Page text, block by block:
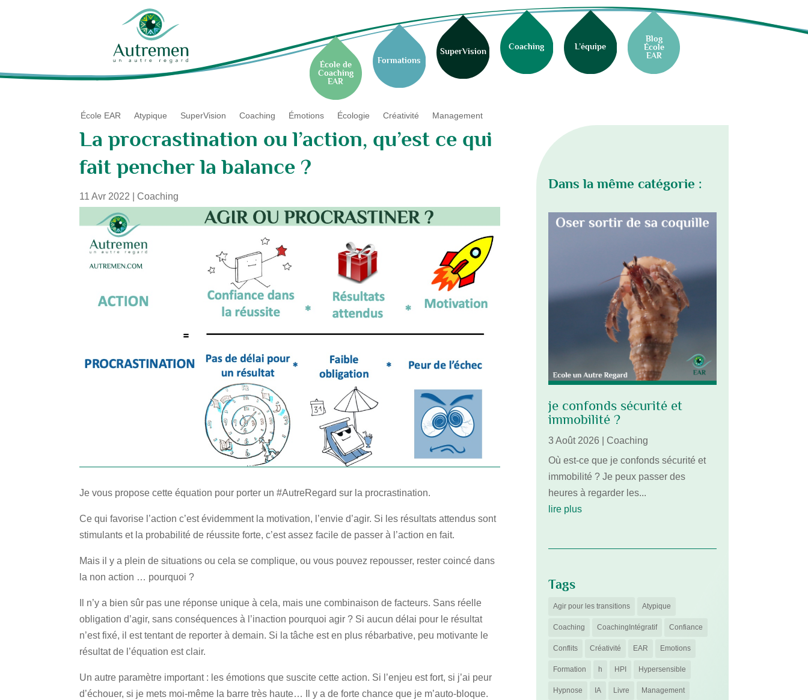
École de
Coaching
EAR
Formations
SuperVision Coaching L’équipe
Blog
École
EAR
École EAR Atypique SuperVision Coaching Émotions Écologie Créativité Management
La procrastination ou l’action, qu’est ce qui
fait pencher la balance ?
11 Avr 2022 Coaching
Je vous propose cette équation pour porter un #AutreRegard sur la procrastination.
Ce qui favorise l’action c’est évidemment la motivation, l’envie d’agir. Si les résultats attendus sont
stimulants et la probabilité de réussite forte, c’est assez facile de passer à l’action en fait.
Mais il y a plein de situations ou cela se complique, ou vous pouvez repousser, rester coincé dans
la non action … pourquoi ?
Il n’y a bien sûr pas une réponse unique à cela, mais une combinaison de facteurs. Sans réelle
obligation d’agir, sans conséquences à l’inaction pourquoi agir ? Si aucun délai pour le résultat
n’est fixé, il est tentant de reporter à demain. Si la tâche est en plus rébarbative, peu motivante le
résultat de l’équation est clair.
Un autre paramètre important : les émotions que suscite cette action. Si l’enjeu est fort, si j’ai peur
d’échouer, si je mets moi-même la barre très haute… Il y a de forte chance que je m’auto-bloque.
Dans la même catégorie :
je confonds sécurité et
immobilité ?
3 Août 2026
Coaching
Où est-ce que je confonds sécurité et
immobilité ? Je peux passer des
heures à regarder les...
lire plus
Tags
Agir pour les transitions Atypique
Coaching CoachingIntégratif Confiance
Conflits Créativité EAR Emotions
Formation h HPI Hypersensible
Hypnose IA Livre Management